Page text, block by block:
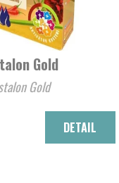
Gold
Gold
DETAIL